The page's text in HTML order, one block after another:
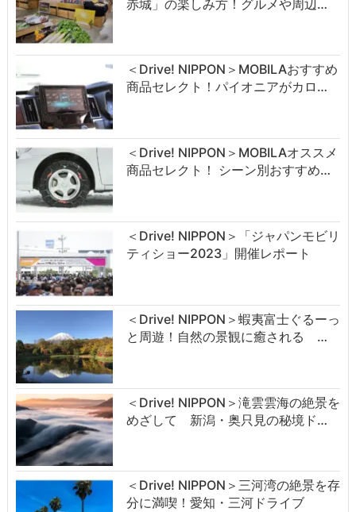
赤城」の楽しみ方！グルメや周辺…
＜Drive! NIPPON＞MOBILAおすすめ
商品セレクト！パイオニアがカロ…
＜Drive! NIPPON＞MOBILAオススメ
商品セレクト！ シーン別おすすめ…
＜Drive! NIPPON＞「ジャパンモビリ
ティショー2023」開催レポート
＜Drive! NIPPON＞蝦夷富士ぐるーっ
と周遊！自然の景観に癒される …
＜Drive! NIPPON＞滝雲雲海の絶景を
めざして 新潟・奥只見の秘境ド…
＜Drive! NIPPON＞三河湾の絶景を存
分に満喫！愛知・三河ドライブ